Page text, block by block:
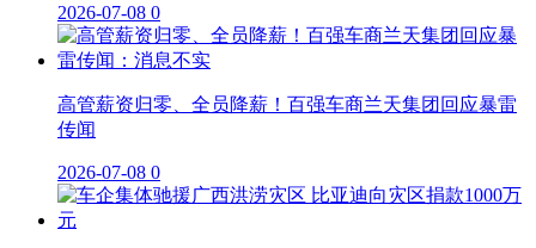
2026-07-08 0
高管薪资归零、全员降薪！百强车商兰天集团回应暴雷
传闻
2026-07-08 0